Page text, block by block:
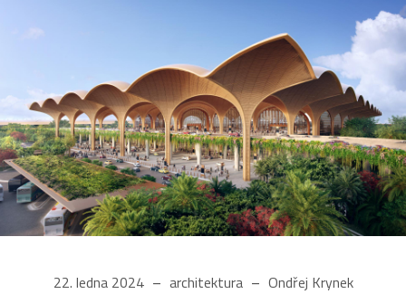
22. ledna 2024 architektura Ondřej Krynek